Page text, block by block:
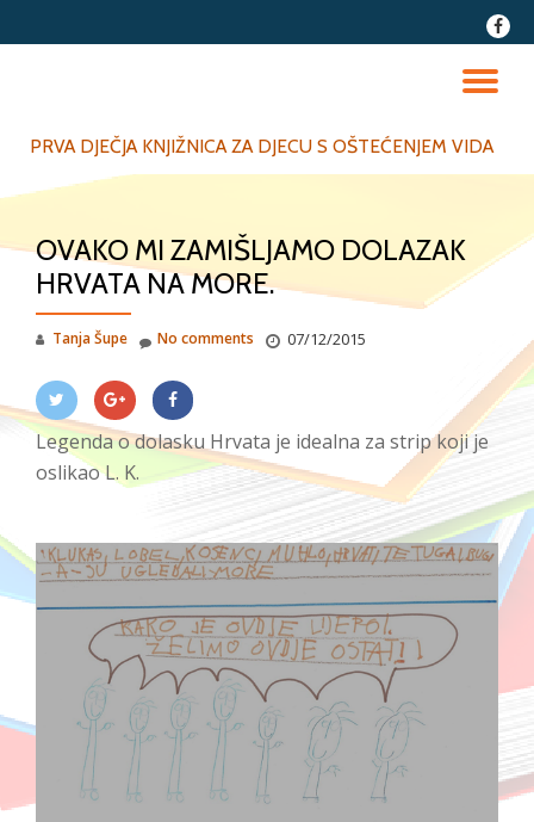
fa-
PRVA DJEČJA KNJIŽNICA ZA DJECU S OŠTEĆENJEM VIDA
OVAKO MI ZAMIŠLJAMO DOLAZAK
HRVATA NA MORE.
Tanja Šupe 07/12/2015
No comments
Legenda o dolasku Hrvata je idealna za strip koji je
oslikao L. K.